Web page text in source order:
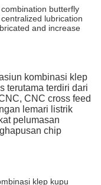
butterfly
lubrication
and increase
kombinasi klep
terutama terdiri dari
CNC cross feed
lemari listrik
pelumasan
chip
klep kupu